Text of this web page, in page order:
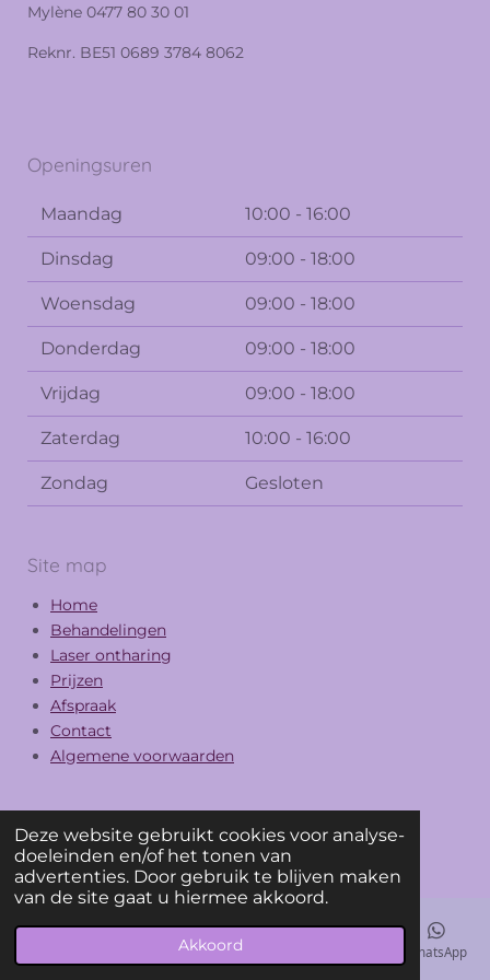
Deze website gebruikt cookies voor analyse-
doeleinden en/of het tonen van
advertenties. Door gebruik te blijven maken
van de site gaat u hiermee akkoord.
Akkoord
Mylène 0477 80 30 01
Reknr. BE51 0689 3784 8062
Openingsuren
Maandag 10:00 - 16:00
Dinsdag 09:00 - 18:00
Woensdag 09:00 - 18:00
Donderdag 09:00 - 18:00
Vrijdag 09:00 - 18:00
Zaterdag 10:00 - 16:00
Zondag Gesloten
Site map
Home
Behandelingen
Laser ontharing
Prijzen
Afspraak
Contact
Algemene voorwaarden
F
a
c
e
b
o
I
n
s
t
a
r
© 2025 Abayomi
Telefoonnummer WhatsApp